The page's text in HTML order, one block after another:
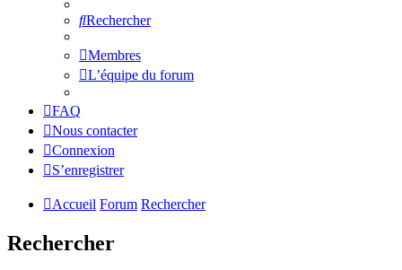
Rechercher
Membres
L’équipe du forum
FAQ
Nous contacter
Connexion
S’enregistrer
Accueil Forum Rechercher
Rechercher